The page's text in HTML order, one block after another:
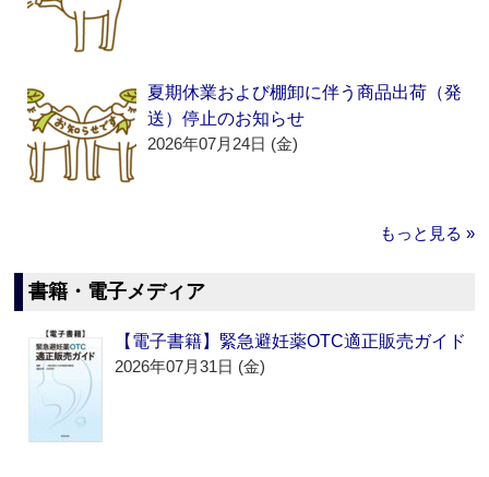
夏期休業および棚卸に伴う商品出荷（発
送）停止のお知らせ
2026年07月24日 (金)
もっと見る »
書籍・電子メディア
【電子書籍】緊急避妊薬OTC適正販売ガイド
2026年07月31日 (金)